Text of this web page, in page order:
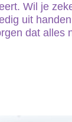
Wil je
uit
dat alles